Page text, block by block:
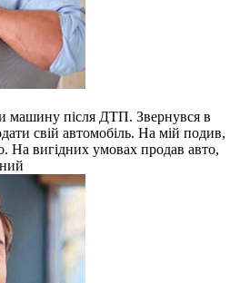
машину після ДТП. Звернувся в
свій автомобіль. На мій подив,
На вигідних умовах продав авто,